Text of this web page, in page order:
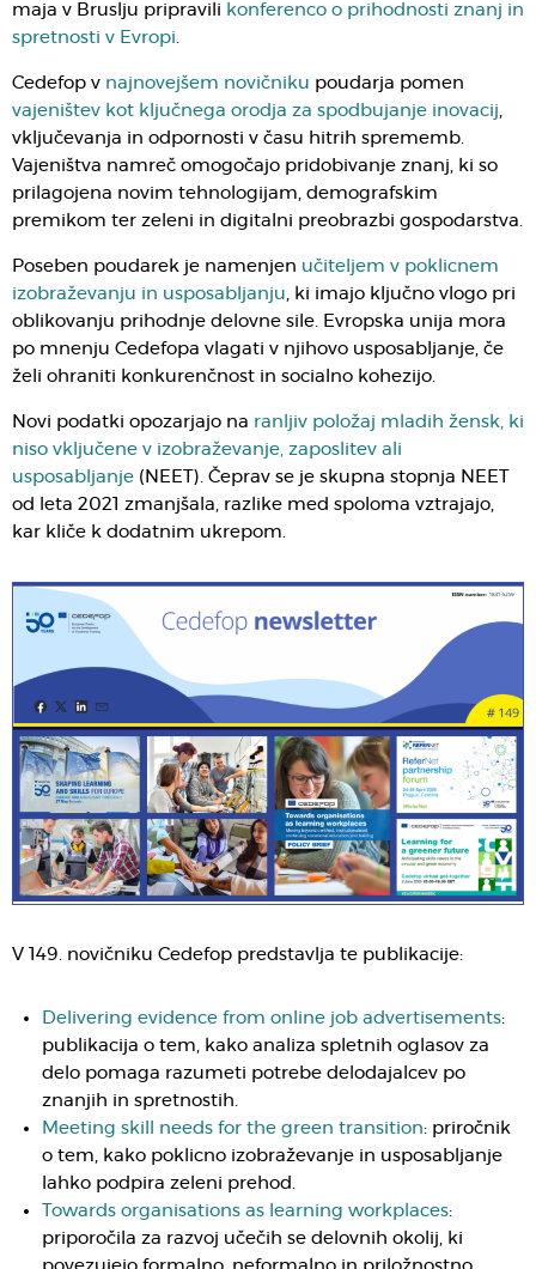
maja v Bruslju pripravili konferenco o prihodnosti znanj in
spretnosti v Evropi.
Cedefop v najnovejšem novičniku poudarja pomen
vajeništev kot ključnega orodja za spodbujanje inovacij,
vključevanja in odpornosti v času hitrih sprememb.
Vajeništva namreč omogočajo pridobivanje znanj, ki so
prilagojena novim tehnologijam, demografskim
premikom ter zeleni in digitalni preobrazbi gospodarstva.
Poseben poudarek je namenjen učiteljem v poklicnem
izobraževanju in usposabljanju, ki imajo ključno vlogo pri
oblikovanju prihodnje delovne sile. Evropska unija mora
po mnenju Cedefopa vlagati v njihovo usposabljanje, če
želi ohraniti konkurenčnost in socialno kohezijo.
Novi podatki opozarjajo na ranljiv položaj mladih žensk, ki
niso vključene v izobraževanje, zaposlitev ali
usposabljanje (NEET). Čeprav se je skupna stopnja NEET
od leta 2021 zmanjšala, razlike med spoloma vztrajajo,
kar kliče k dodatnim ukrepom.
V 149. novičniku Cedefop predstavlja te publikacije​:
Delivering evidence from online job advertisements:
publikacija o tem, kako analiza spletnih oglasov za
delo pomaga razumeti potrebe delodajalcev po
znanjih in spretnostih.
Meeting skill needs for the green transition: priročnik
o tem, kako poklicno izobraževanje in usposabljanje
lahko podpira zeleni prehod.
Towards organisations as learning workplaces:
priporočila za razvoj učečih se delovnih okolij, ki